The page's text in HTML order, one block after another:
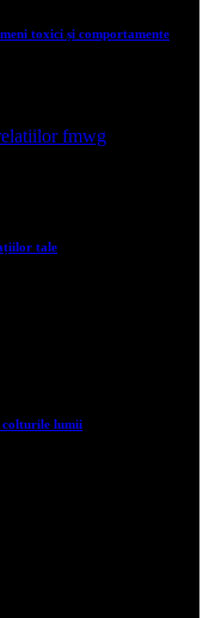
toxici și comportamente
tale
colturile lumii